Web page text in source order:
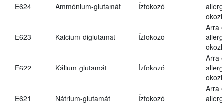
E624 Ammónium-glutamát Ízfokozó
E623 Kalcium-diglutamát Ízfokozó
Arra
E622 Kálium-glutamát Ízfokozó
Arra
E621 Nátrium-glutamát Ízfokozó
Arra